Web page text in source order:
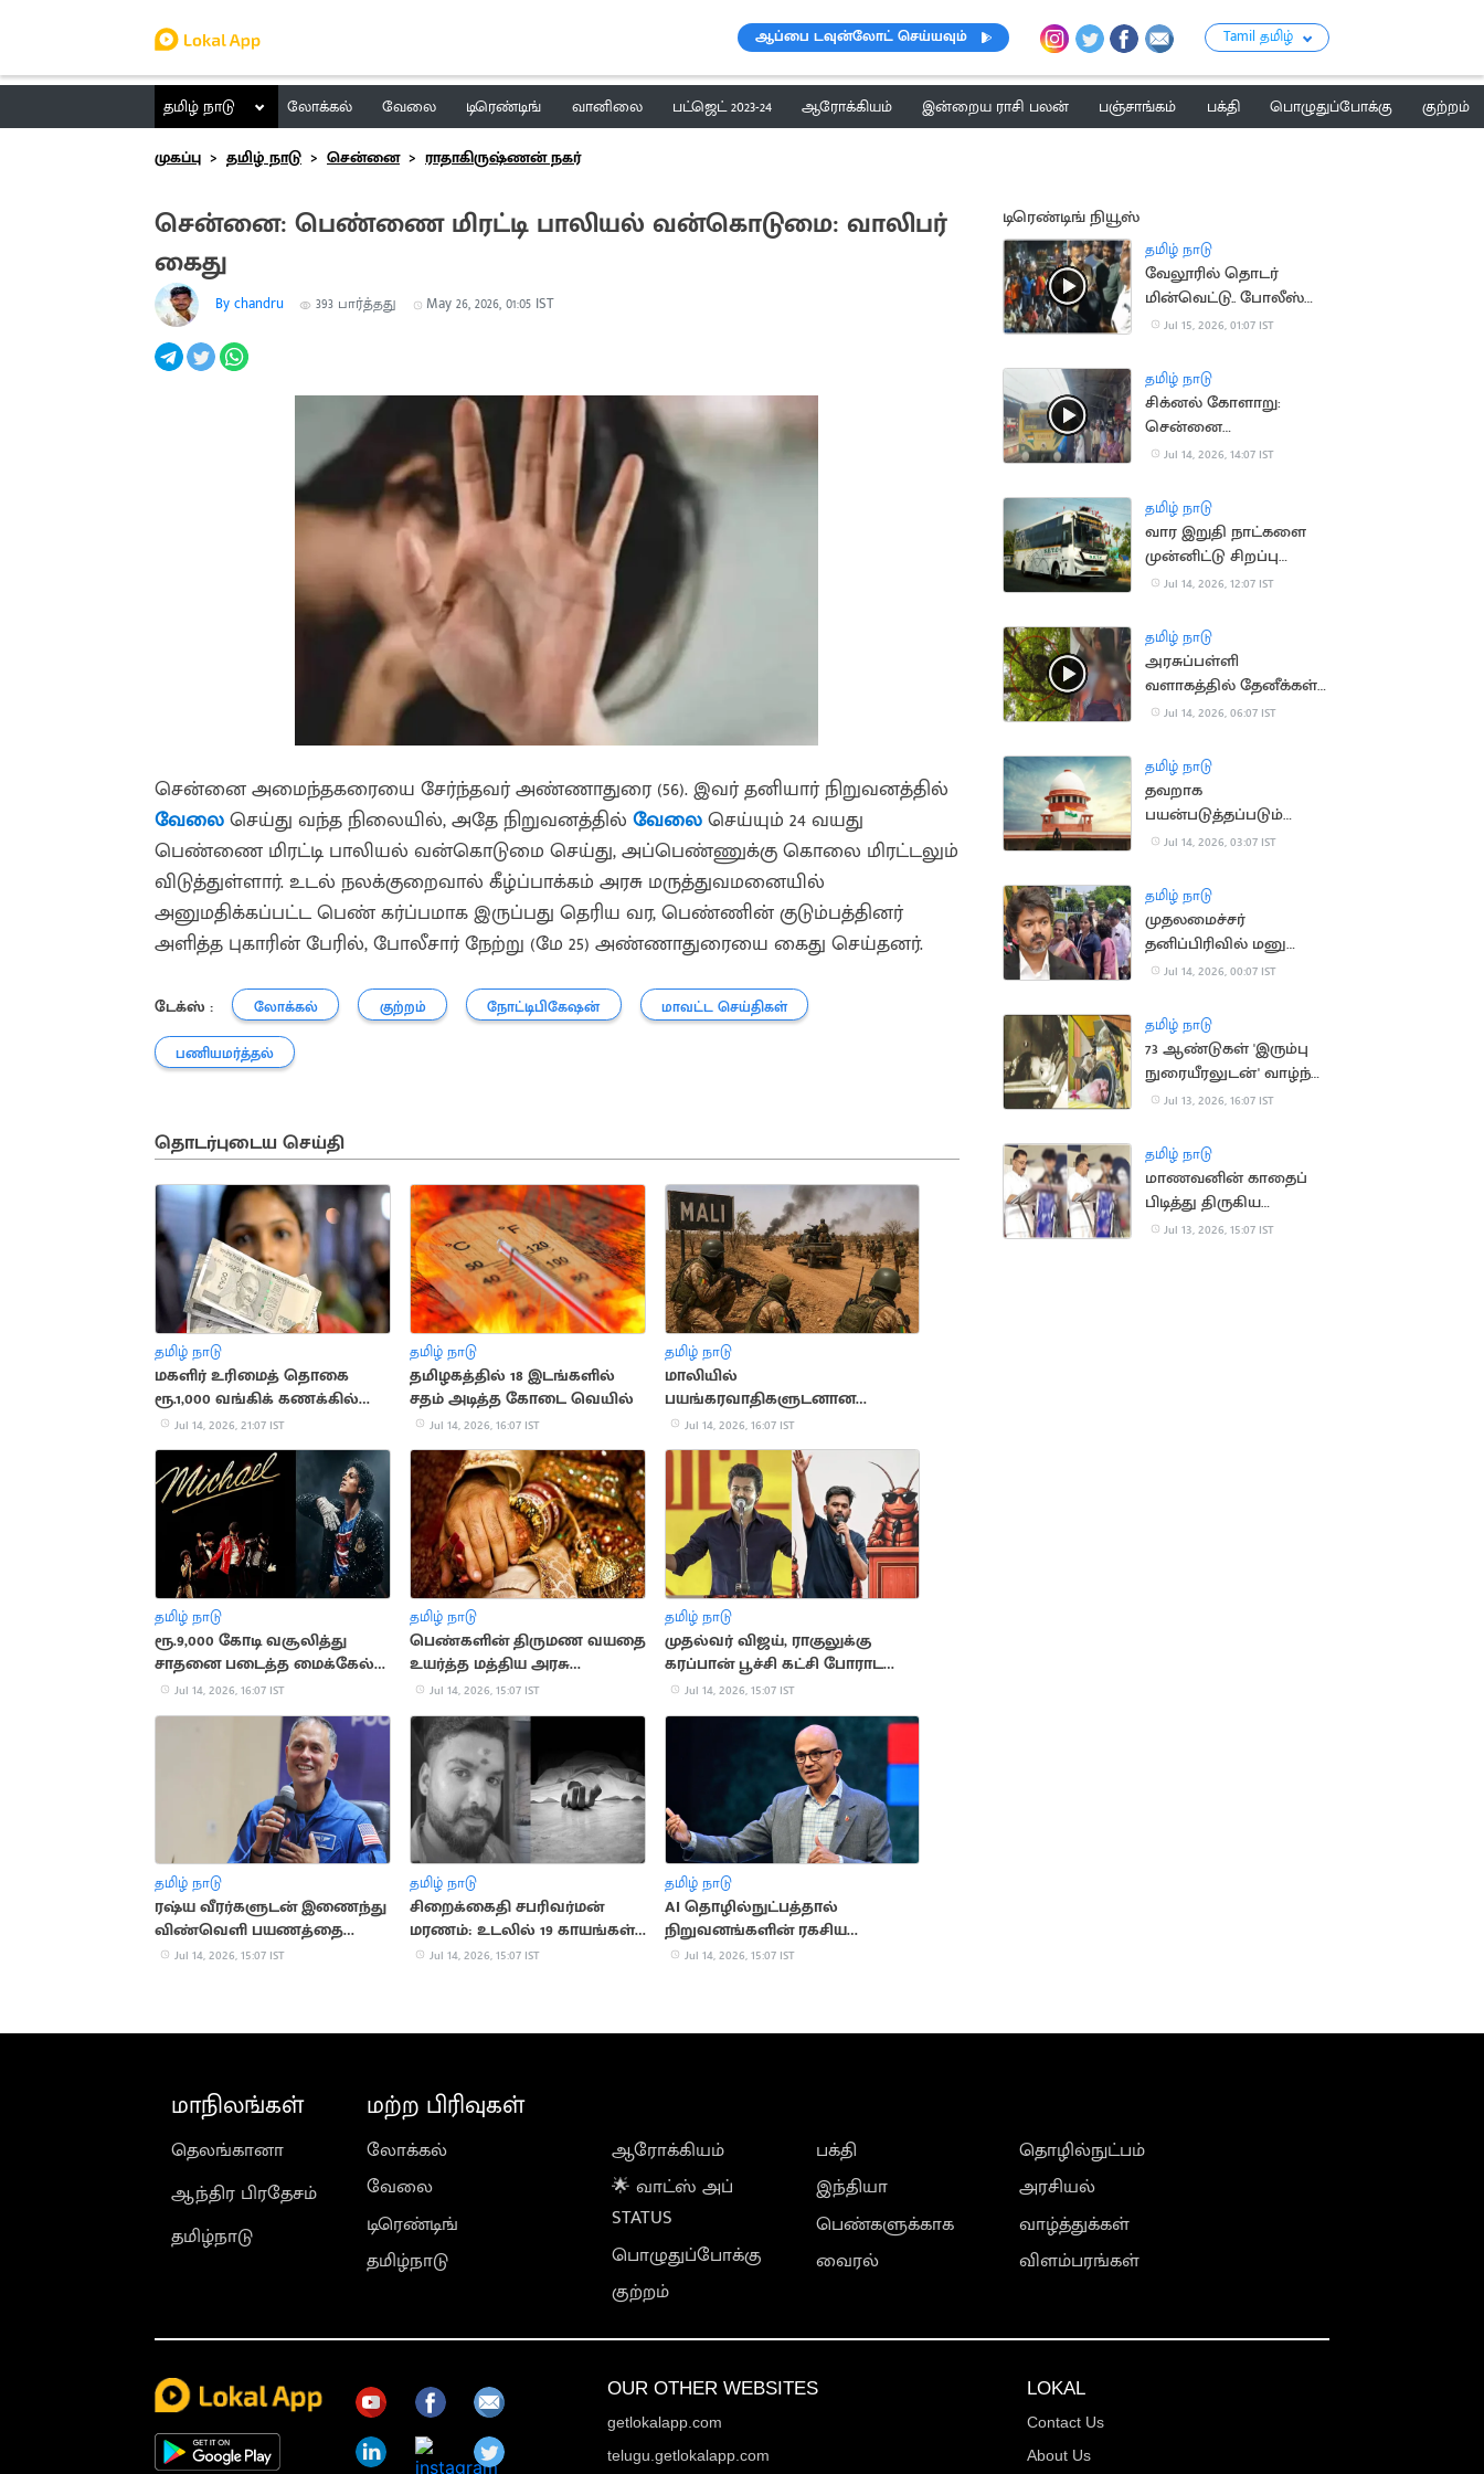
ஆப்பை டவுன்லோட் செய்யவும் Tamil தமிழ்
தமிழ் நாடு லோக்கல் வேலை டிரெண்டிங் வானிலை பட்ஜெட் 2023-24 ஆரோக்கியம் இன்றைய ராசி பலன் பஞ்சாங்கம் பக்தி பொழுதுப்போக்கு
குற்றம்
முகப்பு
தமிழ் நாடு சென்னை ராதாகிருஷ்ணன் நகர்
சென்னை: பெண்ணை மிரட்டி பாலியல் வன்கொடுமை: வாலிபர்
கைது
By chandru 393 பார்த்தது May 26, 2026, 01:05 IST
சென்னை அமைந்தகரையை சேர்ந்தவர் அண்ணாதுரை (56). இவர் தனியார் நிறுவனத்தில்
வேலைசெய்து வந்த நிலையில், அதே நிறுவனத்தில்வேலைசெய்யும் 24 வயது
பெண்ணை மிரட்டி பாலியல் வன்கொடுமை செய்து, அப்பெண்ணுக்கு கொலை மிரட்டலும்
விடுத்துள்ளார். உடல் நலக்குறைவால் கீழ்ப்பாக்கம் அரசு மருத்துவமனையில்
அனுமதிக்கப்பட்ட பெண் கர்ப்பமாக இருப்பது தெரிய வர, பெண்ணின் குடும்பத்தினர்
அளித்த புகாரின் பேரில், போலீசார் நேற்று (மே 25) அண்ணாதுரையை கைது செய்தனர்.
டேக்ஸ் : லோக்கல் குற்றம் நோட்டிபிகேஷன் மாவட்ட செய்திகள்
பணியமர்த்தல்
தொடர்புடைய செய்தி
தமிழ் நாடு
மகளிர் உரிமைத் தொகை
ரூ.1,000 வங்கிக் கணக்கில்
வரவுJul 14, 2026, 21:07 IST
தமிழ் நாடு
தமிழகத்தில் 18 இடங்களில்
சதம் அடித்த கோடை வெயில்
Jul 14, 2026, 16:07 IST
தமிழ் நாடு
மாலியில்
பயங்கரவாதிகளுடனான
மோதலில் 30 ராணுவ வீரர்கள்
பலி
Jul 14, 2026, 16:07 IST
தமிழ் நாடு
ரூ.9,000 கோடி வசூலித்து
சாதனை படைத்த மைக்கேல்
ஜாக்சன் பயோபிக்
Jul 14, 2026, 16:07 IST
தமிழ் நாடு
பெண்களின் திருமண வயதை
உயர்த்த மத்திய அரசு
பரிசீலனை
Jul 14, 2026, 15:07 IST
தமிழ் நாடு
முதல்வர் விஜய், ராகுலுக்கு
கரப்பான் பூச்சி கட்சி போராட
அழைப்பு
Jul 14, 2026, 15:07 IST
தமிழ் நாடு
ரஷ்ய வீரர்களுடன் இணைந்து
விண்வெளி பயணத்தை
தொடங்கினார் அனில் மேனன்
Jul 14, 2026, 15:07 IST
தமிழ் நாடு
சிறைக்கைதி சபரிவர்மன்
மரணம்: உடலில் 19 காயங்கள்
இருப்பதாக உடற்கூராய்வில்
Jul 14, 2026, 15:07 IST
தமிழ் நாடு
AI தொழில்நுட்பத்தால்
நிறுவனங்களின் ரகசிய
தகவல்களுக்கு ஆபத்து:
Jul 14, 2026, 15:07 IST
டிரெண்டிங் நியூஸ்
தமிழ் நாடு
வேலூரில் தொடர்
மின்வெட்டு.. போலீஸ்
பேச்சால் சர்ச்சை
Jul 15, 2026, 01:07 IST
தமிழ் நாடு
சிக்னல் கோளாறு:
சென்னை
கடற்கரையில் புறநகர்
Jul 14, 2026, 14:07 IST
தமிழ் நாடு
வார இறுதி நாட்களை
முன்னிட்டு சிறப்பு
பேருந்துகள் இயக்கம்
Jul 14, 2026, 12:07 IST
தமிழ் நாடு
அரசுப்பள்ளி
வளாகத்தில் தேனீக்கள்
கொட்டி 50
Jul 14, 2026, 06:07 IST
தமிழ் நாடு
தவறாக
பயன்படுத்தப்படும்
போக்சோ.. உச்ச
Jul 14, 2026, 03:07 IST
தமிழ் நாடு
முதலமைச்சர்
தனிப்பிரிவில் மனு
அளிக்க முடியாமல்
Jul 14, 2026, 00:07 IST
தமிழ் நாடு
73 ஆண்டுகள் 'இரும்பு
நுரையீரலுடன்' வாழ்ந்த
அமெரிக்க பெண்
Jul 13, 2026, 16:07 IST
தமிழ் நாடு
மாணவனின் காதைப்
பிடித்து திருகிய
முன்னாள் அமைச்சர்
Jul 13, 2026, 15:07 IST
மாநிலங்கள்
தெலங்கானா
ஆந்திர பிரதேசம்
தமிழ்நாடு
மற்ற பிரிவுகள்
லோக்கல்
வேலை
டிரெண்டிங்
தமிழ்நாடு
ஆரோக்கியம்
🌟 வாட்ஸ் அப்
STATUS
பொழுதுப்போக்கு
குற்றம்
பக்தி
இந்தியா
பெண்களுக்காக
வைரல்
தொழில்நுட்பம்
அரசியல்
வாழ்த்துக்கள்
விளம்பரங்கள்
OUR OTHER WEBSITES
getlokalapp.com
telugu.getlokalapp.com
LOKAL
Contact Us
About Us